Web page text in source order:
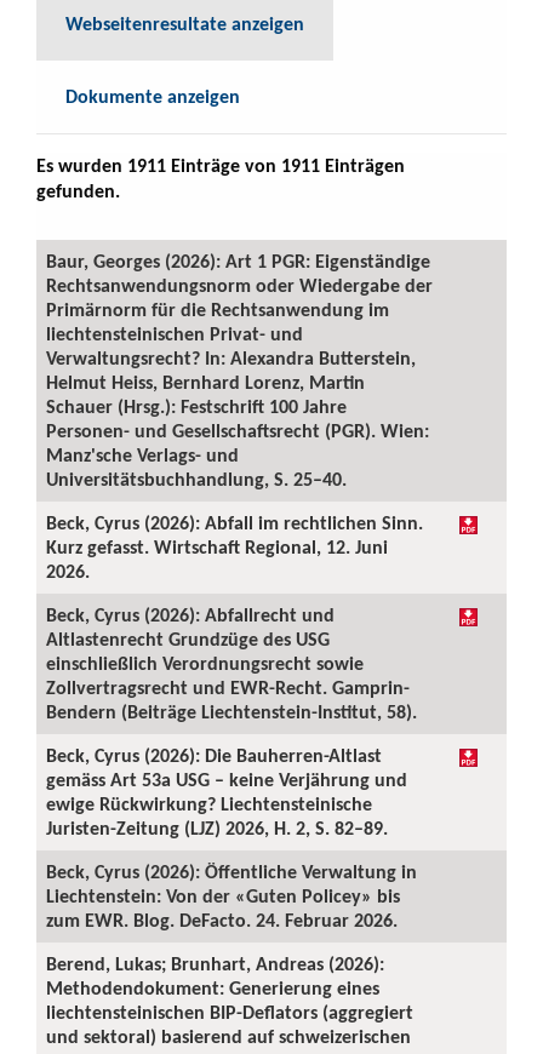
Webseitenresultate anzeigen
Dokumente anzeigen
Es wurden 1911 Einträge von 1911 Einträgen
gefunden.
Baur, Georges (2026): Art 1 PGR: Eigenständige
Rechtsanwendungsnorm oder Wiedergabe der
Primärnorm für die Rechtsanwendung im
liechtensteinischen Privat- und
Verwaltungsrecht? In: Alexandra Butterstein,
Helmut Heiss, Bernhard Lorenz, Martin
Schauer (Hrsg.): Festschrift 100 Jahre
Personen- und Gesellschaftsrecht (PGR). Wien:
Manz'sche Verlags- und
Universitätsbuchhandlung, S. 25–40.
Beck, Cyrus (2026): Abfall im rechtlichen Sinn.
Kurz gefasst. Wirtschaft Regional, 12. Juni
2026.
Beck, Cyrus (2026): Abfallrecht und
Altlastenrecht Grundzüge des USG
einschließlich Verordnungsrecht sowie
Zollvertragsrecht und EWR-Recht. Gamprin-
Bendern (Beiträge Liechtenstein-Institut, 58).
Beck, Cyrus (2026): Die Bauherren-Altlast
gemäss Art 53a USG – keine Verjährung und
ewige Rückwirkung? Liechtensteinische
Juristen-Zeitung (LJZ) 2026, H. 2, S. 82–89.
Beck, Cyrus (2026): Öffentliche Verwaltung in
Liechtenstein: Von der «Guten Policey» bis
zum EWR. Blog. DeFacto. 24. Februar 2026.
Berend, Lukas; Brunhart, Andreas (2026):
Methodendokument: Generierung eines
liechtensteinischen BIP-Deflators (aggregiert
und sektoral) basierend auf schweizerischen